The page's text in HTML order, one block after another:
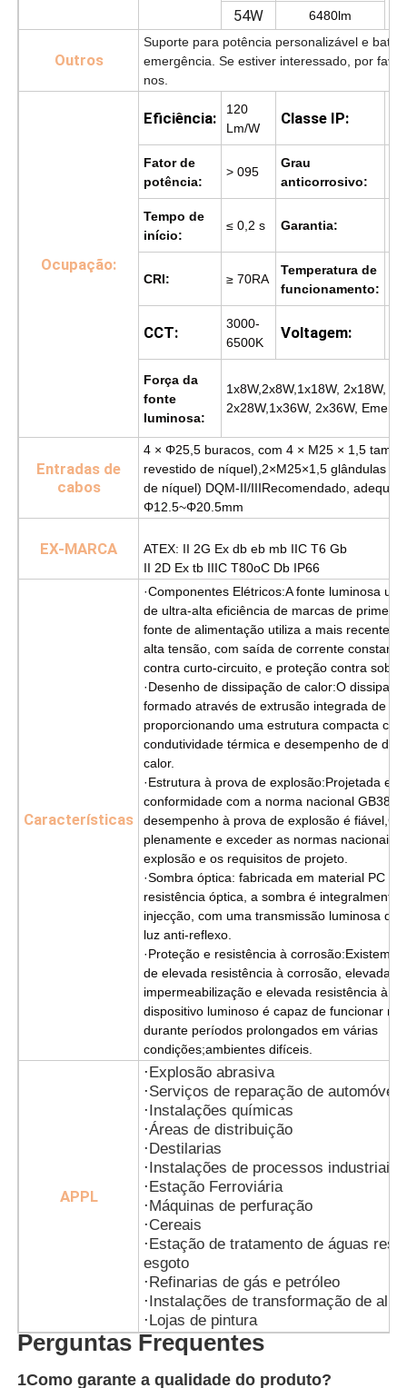
54W 6480lm
Outros
Suporte para potência personalizável e
emergência. Se estiver interessado, por
nos.
Ocupação:
Eficiência:
120
Lm/W
Classe IP:
Fator de
potência:
> 095
Grau
anticorrosivo:
Tempo de
início:
≤ 0,2 s Garantia:
CRI: ≥ 70RA
Temperatura de
funcionamento:
CCT:
3000-
6500K
Voltagem:
Força da
fonte
luminosa:
1x8W,2x8W,1x18W, 2x18W,
2x28W,1x36W, 2x36W,
Entradas de
cabos
4 × Φ25,5 buracos, com 4 × M25 × 1,5
revestido de níquel), 2×M25×1,5 glândulas
de níquel) DQM-II/IIIRecomendado,
Φ12.5~Φ20.5mm
EX-MARCA
ATEX: II 2G Ex db eb mb IIC T6 Gb
II 2D Ex tb IIIC T80oC Db IP66
Características
·Componentes Elétricos:A fonte luminosa
de ultra-alta eficiência de marcas de primeira
fonte de alimentação utiliza a mais recente
alta tensão, com saída de corrente
contra curto-circuito, e proteção contra
·Desenho de dissipação de calor:O
formado através de extrusão integrada de
proporcionando uma estrutura compacta
condutividade térmica e desempenho de
calor.
·Estrutura à prova de explosão:Projetada em
conformidade com a norma nacional
desempenho à prova de explosão é
plenamente e exceder as normas nacionais
explosão e os requisitos de projeto.
·Sombra óptica: fabricada em material PC de
resistência óptica, a sombra é integralmente
injecção, com uma transmissão luminosa de
luz anti-reflexo.
·Proteção e resistência à corrosão:Existem
de elevada resistência à corrosão, elevada
impermeabilização e elevada resistência à
dispositivo luminoso é capaz de funcionar
durante períodos prolongados em várias
condições;ambientes difíceis.
APPL
·Explosão abrasiva
·Serviços de reparação de automóveis
·Instalações químicas
·Áreas de distribuição
·Destilarias
·Instalações de processos industriais
·Estação Ferroviária
·Máquinas de perfuração
·Cereais
·Estação de tratamento de águas
esgoto
·Refinarias de gás e petróleo
·Instalações de transformação de
·Lojas de pintura
Perguntas Frequentes
1Como garante a qualidade do produto?